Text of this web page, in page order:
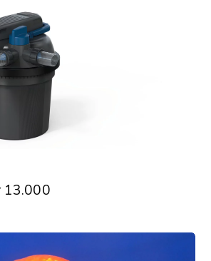
13.000